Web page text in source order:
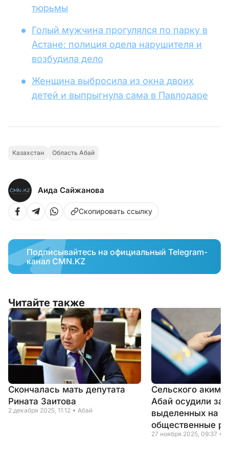
тюрьмы
Голый мужчина прогулялся по парку в
Астане: полиция одела нарушителя и
возбудила дело
Женщина выбросила из окна двоих
детей и выпрыгнула сама в Павлодаре
Казахстан Область Абай
Аида Сайжанова
Скопировать ссылку
Подписывайтесь на официальный Telegram-
канал CMN.KZ
Читайте также
Скончалась мать депутата
Рината Заитова
2 декабря 2025, 11:12 Абай
Сельского акима
Абай осудили за
выделенных на
общественные
27 ноября 2025, 09:37